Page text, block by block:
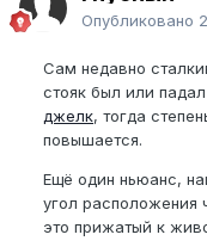
Опубликовано
Сам недавно
стояк был или
джелк, тогда
повышается.
Ещё один ньюанс,
угол расположения
это прижатый к